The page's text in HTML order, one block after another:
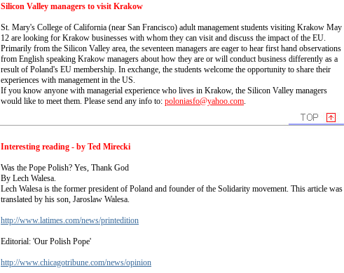
Silicon Valley managers to visit Krakow
St. Mary's College of California (near San Francisco) adult management students visiting Krakow May
12 are looking for Krakow businesses with whom they can visit and discuss the impact of the EU.
Primarily from the Silicon Valley area, the seventeen managers are eager to hear first hand observations
from English speaking Krakow managers about how they are or will conduct business differently as a
result of Poland's EU membership. In exchange, the students welcome the opportunity to share their
experiences with management in the US.
If you know anyone with managerial experience who lives in Krakow, the Silicon Valley managers
would like to meet them. Please send any info to: poloniasfo@yahoo.com.
Interesting reading - by Ted Mirecki
Was the Pope Polish? Yes, Thank God
By Lech Walesa.
Lech Walesa is the former president of Poland and founder of the Solidarity movement. This article was
translated by his son, Jaroslaw Walesa.
http://www.latimes.com/news/printedition
Editorial: 'Our Polish Pope'
http://www.chicagotribune.com/news/opinion